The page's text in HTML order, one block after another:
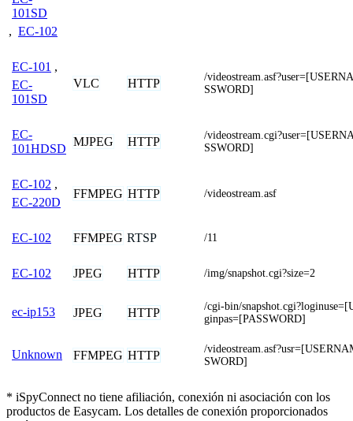
101SD
, EC-102
EC-101 ,
EC-
101SD
VLC HTTP
/
SSWORD]
EC-
101HDSD
MJPEG HTTP
/
SSWORD]
EC-102 ,
EC-220D
FFMPEG HTTP /videostream.asf
EC-102 FFMPEG RTSP /11
EC-102 JPEG HTTP /img/snapshot.cgi?size=2
ec-ip153 JPEG HTTP
/cgi-bin/
ginpas=[PASSWORD]
Unknown FFMPEG HTTP
/
SWORD]
* iSpyConnect no tiene afiliación, conexión ni asociación con los
productos de Easycam. Los detalles de conexión proporcionados